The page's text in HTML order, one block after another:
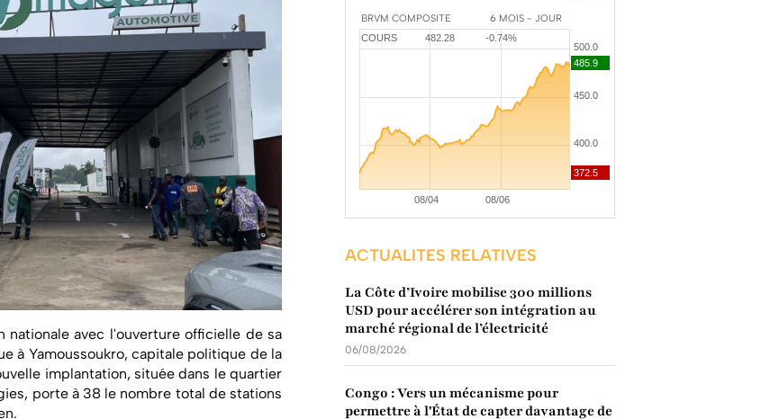
nationale avec l'ouverture officielle de sa
à Yamoussoukro, capitale politique de la
implantation, située dans le quartier
porte à 38 le nombre total de stations
BRVM COMPOSITE 6 MOIS - JOUR
COURS 482.28 -0.74%
ACTUALITES RELATIVES
La Côte d’Ivoire mobilise 300 millions
USD pour accélérer son intégration au
marché régional de l’électricité
06/08/2026
Congo : Vers un mécanisme pour
permettre à l'État de capter davantage de